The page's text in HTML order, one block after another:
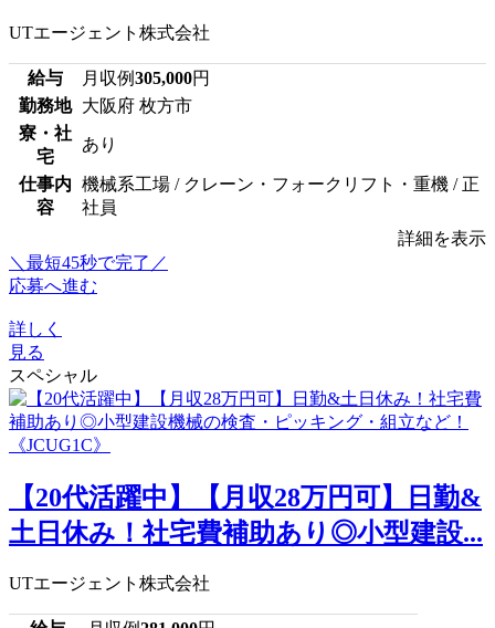
UTエージェント株式会社
給与 月収例305,000円
勤務地
大阪府 枚方市
寮・社
宅
あり
仕事内
容
機械系工場 / クレーン・フォークリフト・重機 / 正
社員
詳細を表示
＼最短45秒で完了／
応募へ進む
詳しく
見る
スペシャル
【20代活躍中】【月収28万円可】日勤&
土日休み！社宅費補助あり◎小型建設...
UTエージェント株式会社